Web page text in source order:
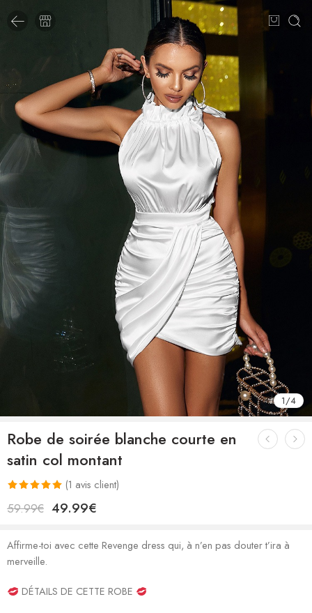
1/4
Robe de soirée blanche courte en
satin col montant
Noté5.00
1
client
(1 avis client)
59.99€ 49.99€
Affirme-toi avec cette Revenge dress qui, à n’en pas douter t’ira à
merveille.
DÉTAILS DE CETTE ROBE